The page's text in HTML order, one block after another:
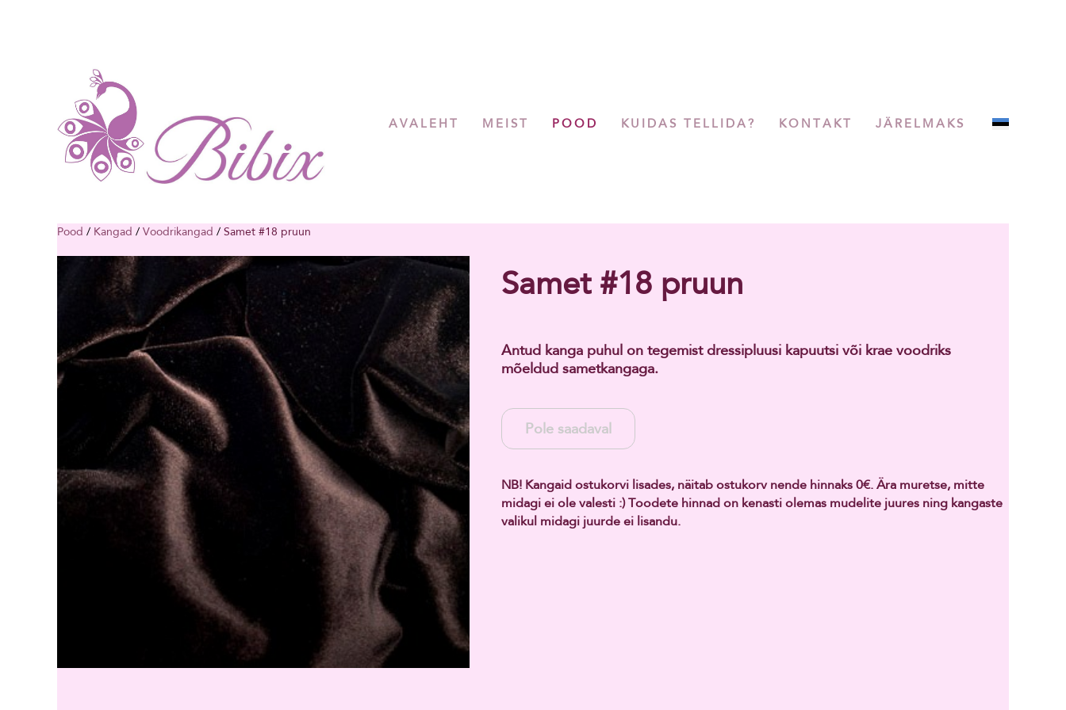
AVALEHT MEIST POOD KUIDAS TELLIDA? KONTAKT JÄRELMAKS
Pood / Kangad / Voodrikangad / Samet #18 pruun
Samet #18 pruun
Antud kanga puhul on tegemist dressipluusi kapuutsi või krae voodriks
mõeldud sametkangaga.
Pole saadaval
NB! Kangaid ostukorvi lisades, näitab ostukorv nende hinnaks 0€. Ära muretse, mitte
midagi ei ole valesti :) Toodete hinnad on kenasti olemas mudelite juures ning kangaste
valikul midagi juurde ei lisandu.